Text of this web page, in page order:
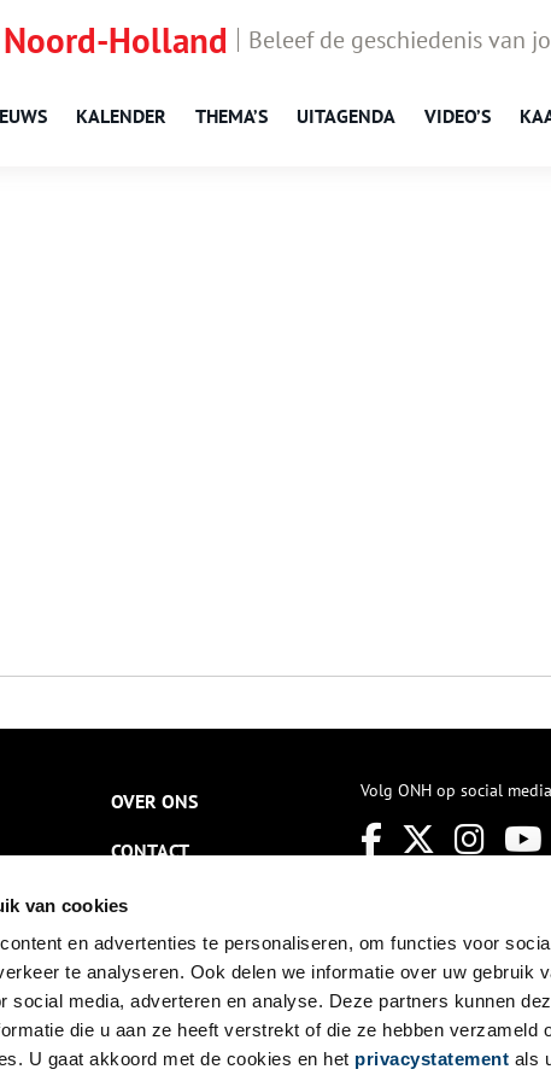
van cookies
en advertenties te personaliseren, om functies voor
te analyseren. Ook delen we informatie over uw gebruik
social media, adverteren en analyse. Deze partners kunnen
die u aan ze heeft verstrekt of die ze hebben verzameld
U gaat akkoord met de cookies en het privacystatement als
Holland Beleef de geschiedenis van
KALENDER THEMA’S UITAGENDA VIDEO’S
OVER ONS
CONTACT
NIEUWSBRIEF
DISCLAIMER
PRIVACY
TOEGANKELIJKHEID
Volg ONH op social media